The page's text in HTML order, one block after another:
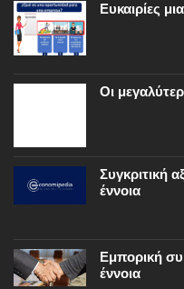
Ευκαιρίες
Οι
Συγκριτική
έννοια
Εμπορική
έννοια